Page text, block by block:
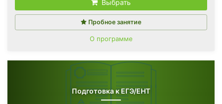
Выбрать
Пробное занятие
О программе
Подготовка к ЕГЭ/ЕНТ